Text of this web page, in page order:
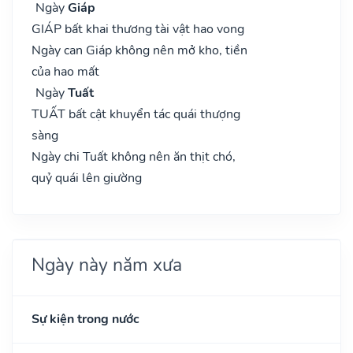
NgàyGiáp
GIÁP bất khai thương tài vật hao vong
Ngày can Giáp không nên mở kho, tiền
của hao mất
NgàyTuất
TUẤT bất cật khuyển tác quái thượng
sàng
Ngày chi Tuất không nên ăn thịt chó,
quỷ quái lên giường
Ngày này năm xưa
Sự kiện trong nước